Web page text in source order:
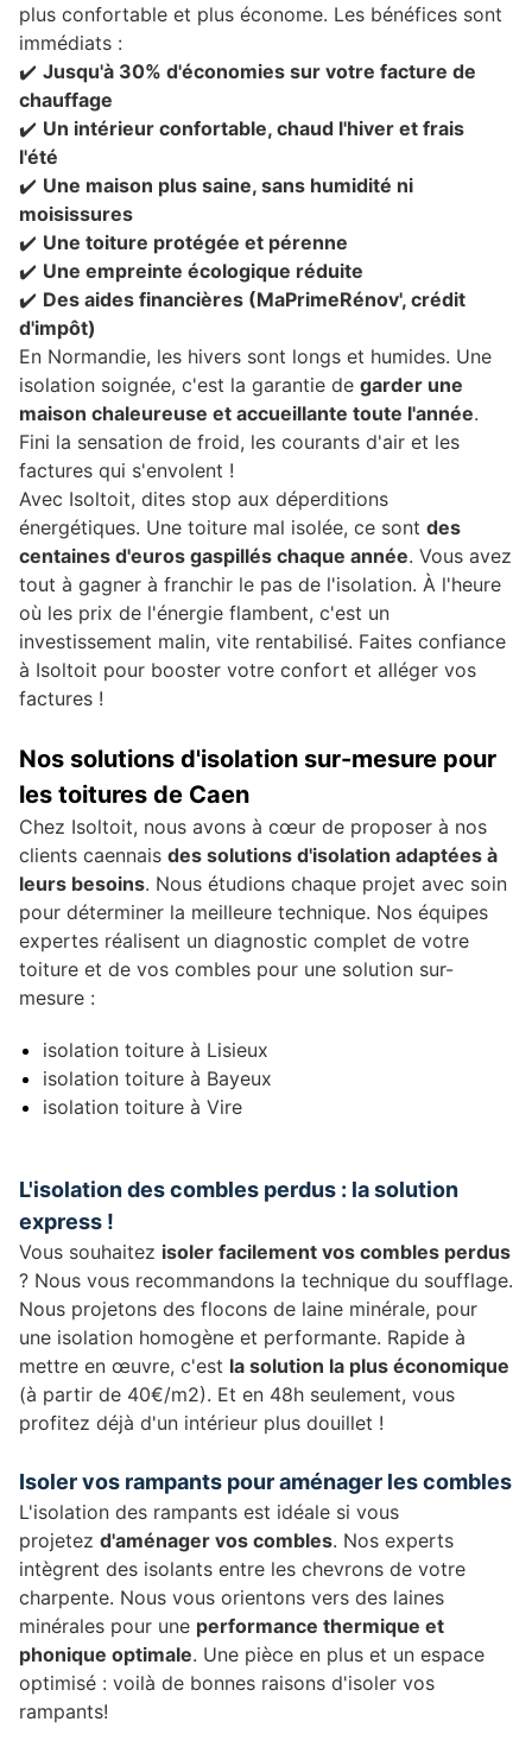
plus confortable et plus économe. Les bénéfices sont
immédiats :
✔️ Jusqu'à 30% d'économies sur votre facture de
chauffage
✔️ Un intérieur confortable, chaud l'hiver et frais
l'été
✔️ Une maison plus saine, sans humidité ni
moisissures
✔️ Une toiture protégée et pérenne
✔️ Une empreinte écologique réduite
✔️ Des aides financières (MaPrimeRénov', crédit
d'impôt)
En Normandie, les hivers sont longs et humides. Une
isolation soignée, c'est la garantie de garder une
maison chaleureuse et accueillante toute l'année.
Fini la sensation de froid, les courants d'air et les
factures qui s'envolent !
Avec Isoltoit, dites stop aux déperditions
énergétiques. Une toiture mal isolée, ce sont des
centaines d'euros gaspillés chaque année. Vous avez
tout à gagner à franchir le pas de l'isolation. À l'heure
où les prix de l'énergie flambent, c'est un
investissement malin, vite rentabilisé. Faites confiance
à Isoltoit pour booster votre confort et alléger vos
factures !
Nos solutions d'isolation sur-mesure pour
les toitures de Caen
Chez Isoltoit, nous avons à cœur de proposer à nos
clients caennais des solutions d'isolation adaptées à
leurs besoins. Nous étudions chaque projet avec soin
pour déterminer la meilleure technique. Nos équipes
expertes réalisent un diagnostic complet de votre
toiture et de vos combles pour une solution sur-
mesure :
isolation toiture à Lisieux
isolation toiture à Bayeux
isolation toiture à Vire
L'isolation des combles perdus : la solution
express !
Vous souhaitez isoler facilement vos combles perdus
? Nous vous recommandons la technique du soufflage.
Nous projetons des flocons de laine minérale, pour
une isolation homogène et performante. Rapide à
mettre en œuvre, c'est la solution la plus économique
(à partir de 40€/m2). Et en 48h seulement, vous
profitez déjà d'un intérieur plus douillet !
Isoler vos rampants pour aménager les combles
L'isolation des rampants est idéale si vous
projetez d'aménager vos combles. Nos experts
intègrent des isolants entre les chevrons de votre
charpente. Nous vous orientons vers des laines
minérales pour une performance thermique et
phonique optimale. Une pièce en plus et un espace
optimisé : voilà de bonnes raisons d'isoler vos
rampants!